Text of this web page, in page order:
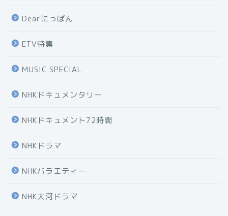
Dearにっぽん
ETV特集
MUSIC SPECIAL
NHKドキュメンタリー
NHKドキュメント72時間
NHKドラマ
NHKバラエティー
NHK大河ドラマ